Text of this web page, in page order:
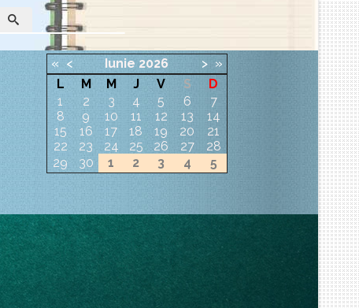
« < Iunie 2026 > »
L
M M J V S
D
1
2 3 4 5 6
7
8
9 10 11 12 13
14
15
16 17 18 19 20
21
22
23 24 25 26 27
28
29
30 1 2 3 4 5